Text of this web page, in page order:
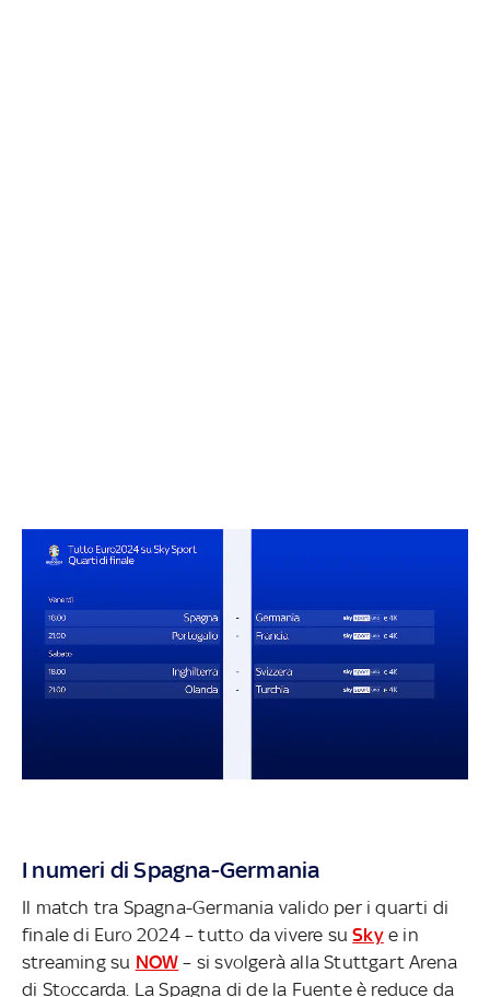
I numeri di Spagna-Germania
Il match tra Spagna-Germania valido per i quarti di
finale di Euro 2024 – tutto da vivere suSkye in
streaming su NOW – si svolgerà alla Stuttgart Arena
di Stoccarda. La Spagna di de la Fuente è reduce da